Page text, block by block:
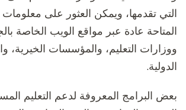
التي تقدمها، ويمكن العثور على
المتاحة عادة عبر مواقع الويب الخاصة
ووزارات التعليم، والمؤسسات الخيرية،
الدولية.
بعض البرامج المعروفة لدعم التعليم